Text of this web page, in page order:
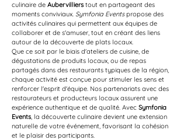
culinaire de Aubervilliers tout en partageant des
moments conviviaux. Symfonia Events propose des
activités culinaires qui permettent aux équipes de
collaborer et de s'amuser, tout en créant des liens
autour de la découverte de plats locaux.
Que ce soit par le biais d'ateliers de cuisine, de
dégustations de produits locaux, ou de repas
partagés dans des restaurants typiques de la région,
chaque activité est conçue pour stimuler les sens et
renforcer l'esprit d'équipe. Nos partenariats avec des
restaurateurs et producteurs locaux assurent une
expérience authentique et de qualité. Avec Symfonia
Events, la découverte culinaire devient une extension
naturelle de votre événement, favorisant la cohésion
et le plaisir des participants.